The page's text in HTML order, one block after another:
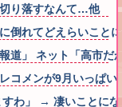
切り落すなんて…他
倒れてどえらいこ
道」 ネット「高市
コメンが9月いっぱい
わ」 → 凄いことに